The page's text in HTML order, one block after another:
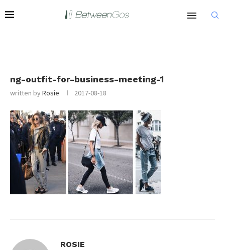
ng-outfit-for-business-meeting-1
written byRosie 2017-08-18
ROSIE